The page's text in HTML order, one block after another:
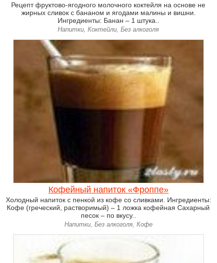
Рецепт фруктово-ягодного молочного коктейля на основе не
жирных сливок с бананом и ягодами малины и вишни.
Ингредиенты: Банан – 1 штука..
Напитки, Коктейли, Без алкоголя
Кофейный напиток «Фроппе»
Холодный напиток с пенкой из кофе со сливками. Ингредиенты:
Кофе (греческий, растворимый) – 1 ложка кофейная Сахарный
песок – по вкусу..
Напитки, Без алкоголя, Кофе